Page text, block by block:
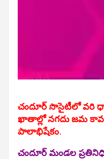
చందూర్ సొసైటీలో వరి
ఖాతాల్లో నగదు జమ
పాలాభిషేకం.
చందూర్ మండల